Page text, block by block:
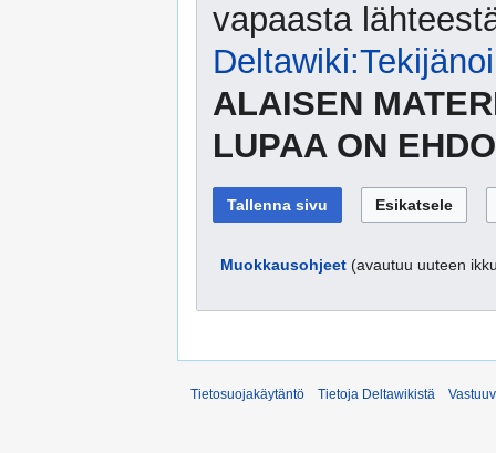
vapaasta
ALAISEN
LUPAA ON
Muokkausohjeet (avautuu uuteen
Tietosuojakäytäntö Tietoja Deltawikistä